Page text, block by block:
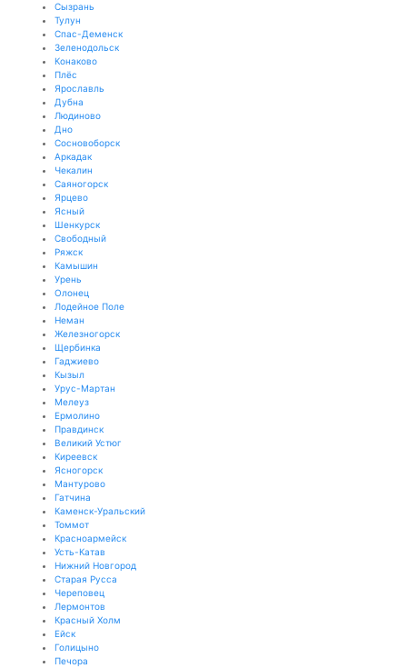
Сызрань
Тулун
Спас-Деменск
Зеленодольск
Конаково
Плёс
Ярославль
Дубна
Людиново
Дно
Сосновоборск
Аркадак
Чекалин
Саяногорск
Ярцево
Ясный
Шенкурск
Свободный
Ряжск
Камышин
Урень
Олонец
Лодейное Поле
Неман
Железногорск
Щербинка
Гаджиево
Кызыл
Урус-Мартан
Мелеуз
Ермолино
Правдинск
Великий Устюг
Киреевск
Ясногорск
Мантурово
Гатчина
Каменск-Уральский
Томмот
Красноармейск
Усть-Катав
Нижний Новгород
Старая Русса
Череповец
Лермонтов
Красный Холм
Ейск
Голицыно
Печора